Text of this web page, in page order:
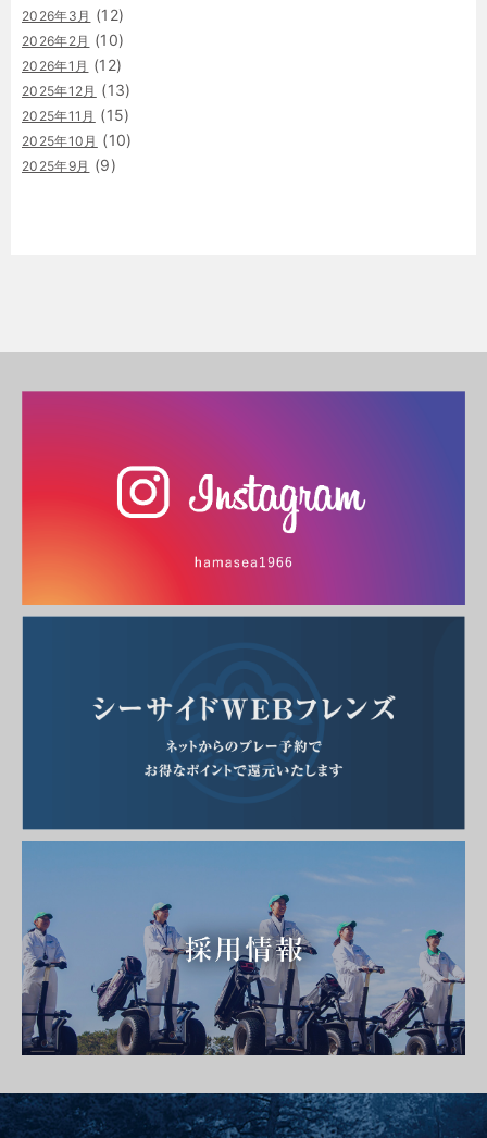
2026年3月 (12)
2026年2月 (10)
2026年1月 (12)
2025年12月 (13)
2025年11月 (15)
2025年10月 (10)
2025年9月 (9)